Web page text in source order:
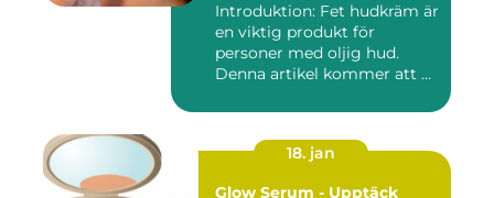
Introduktion: Fet hudkräm är
en viktig produkt för
personer med oljig hud.
Denna artikel kommer att ...
18. jan
Glow Serum - Upptäck